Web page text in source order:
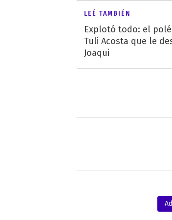
LEÉ TAMBIÉN
Explotó todo: el
Tuli Acosta que le
Joaqui